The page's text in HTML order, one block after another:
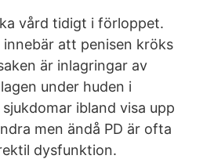
vård tidigt i förloppet.
innebär att penisen kröks
är inlagringar av
under huden i
ibland visa upp
men ändå PD är ofta
dysfunktion.